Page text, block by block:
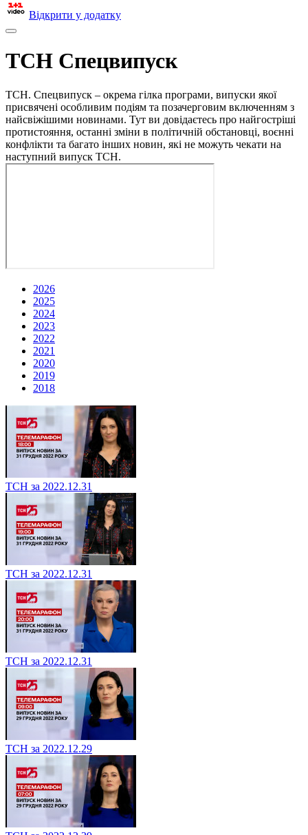
Відкрити у додатку
ТСН Спецвипуск
ТСН. Спецвипуск – окрема гілка програми, випуски якої
присвячені особливим подіям та позачерговим включенням з
найсвіжішими новинами. Тут ви довідаєтесь про найгостріші
протистояння, останні зміни в політичній обстановці, воєнні
конфлікти та багато інших новин, які не можуть чекати на
наступний випуск ТСН.
2026
2025
2024
2023
2022
2021
2020
2019
2018
ТСН за 2022.12.31
ТСН за 2022.12.31
ТСН за 2022.12.31
ТСН за 2022.12.29